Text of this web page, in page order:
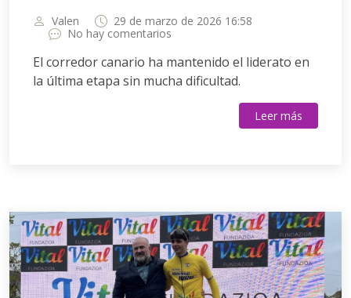
Valen
29 de marzo de 2026 16:58
No hay comentarios
El corredor canario ha mantenido el liderato en
la última etapa sin mucha dificultad.
Leer más